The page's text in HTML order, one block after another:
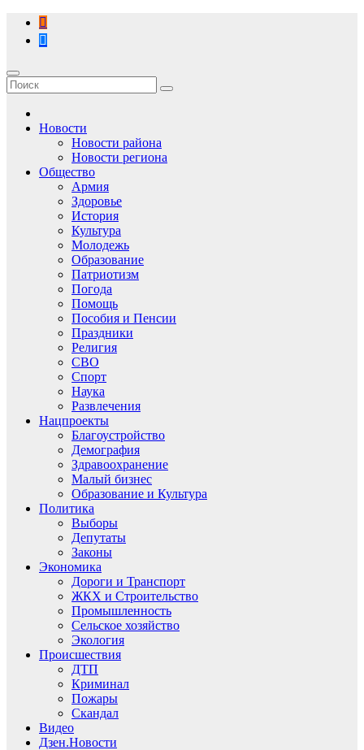
Перейти
содержимому
Новости
Новости района
Новости региона
Общество
Армия
Здоровье
История
Культура
Молодежь
Образование
Патриотизм
Погода
Помощь
Пособия и Пенсии
Праздники
Религия
СВО
Спорт
Наука
Развлечения
Нацпроекты
Благоустройство
Демография
Здравоохранение
Малый бизнес
Образование и Культура
Политика
Выборы
Депутаты
Законы
Экономика
Дороги и Транспорт
ЖКХ и Строительство
Промышленность
Сельское хозяйство
Экология
Происшествия
ДТП
Криминал
Пожары
Скандал
Видео
Дзен.Новости